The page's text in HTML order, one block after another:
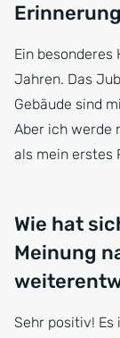
Ein
Jahren. Das
Gebäude sind
Aber ich werde
als mein erstes
Wie hat
Meinung
Sehr positiv!